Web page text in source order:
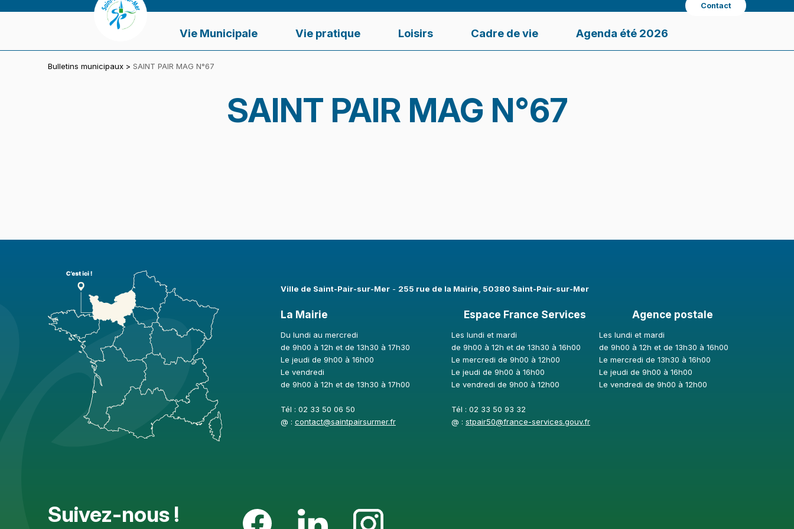
VILLE DE SAINT-PAIR-SUR-MER
Vie Municipale Vie pratique Loisirs Cadre de vie Agenda été 2026
Contact
Bulletins municipaux> SAINT PAIR MAG N°67
SAINT PAIR MAG N°67
Ville de Saint-Pair-sur-Mer​- 255 rue de la Mairie, 50380 Saint-Pair-sur-Mer
La Mairie
Du lundi au mercredi
de 9h00 à 12h et de 13h30 à 17h30
Le jeudi de 9h00 à 16h00
Le vendredi
de 9h00 à 12h et de 13h30 à 17h00
Tél : 02 33 50 06 50
@ : contact@saintpairsurmer.fr
Espace France Services
Les lundi et mardi
de 9h00 à 12h et de 13h30 à 16h00
Le mercredi de 9h00 à 12h00
Le jeudi de 9h00 à 16h00
Le vendredi de 9h00 à 12h00
Tél : 02 33 50 93 32
@ :stpair50@france-services.gouv.fr
Agence postale
Les lundi et mardi
de 9h00 à 12h et de 13h30 à 16h00
Le mercredi de 13h30 à 16h00
Le jeudi de 9h00 à 16h00
Le vendredi de 9h00 à 12h00
Suivez-nous !
Panneau de gestion des cookies